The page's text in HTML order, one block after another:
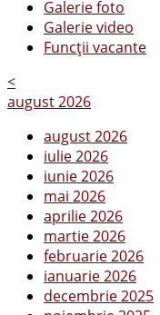
Galerie foto
Galerie video
Funcții vacante
<
august 2026
august 2026
iulie 2026
iunie 2026
mai 2026
aprilie 2026
martie 2026
februarie 2026
ianuarie 2026
decembrie 2025